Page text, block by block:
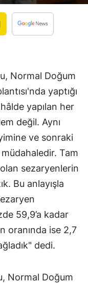
Normal Doğum
yaptığı
yapılan her
değil. Aynı
ve sonraki
Tam
sezaryenlerin
Bu anlayışla
59,9’a kadar
oranında ise 2,7
dedi.
Normal Doğum